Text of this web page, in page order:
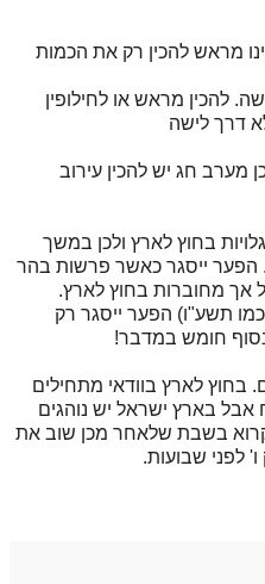
מראש להכין רק את הכמות
להכין מראש או לחילופין
דרך לישה
מערב חג יש להכין עירוב
בחוץ לארץ ולכן במשך
הפער ייסגר כאשר פרשות בהר
אך מחוברות בחוץ לארץ.
תשע"ו) הפער ייסגר רק
חומש במדבר!
בחוץ לארץ בוודאי מתחילים
בארץ ישראל יש נוהגים
בשבת שלאחר מכן שוב את
לפני שבועות.